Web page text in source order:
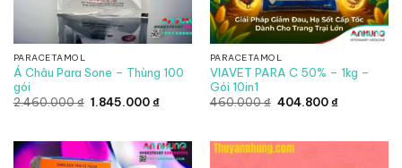
PARACETAMOL
Á Châu Para Sone – Thùng 100
gói
2.460.000₫ Giá
1.845.000₫Giá
1.845.000 ₫.
PARACETAMOL
VIAVET PARA C 50% – 1kg –
Gói 10in1
460.000₫ Giá
404.800₫Giá
404.800 ₫.